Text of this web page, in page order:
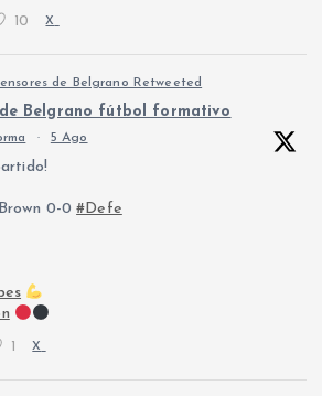
10 X
de Belgrano Retweeted
Belgrano fútbol formativo
· 5 Ago
0-0#Defe
X